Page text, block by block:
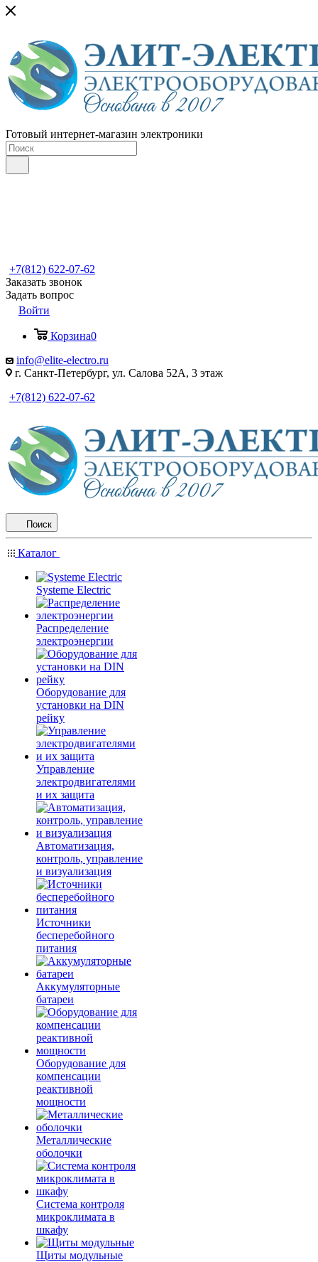
Готовый интернет-магазин электроники
+7(812) 622-07-62
Заказать звонок
Задать вопрос
Войти
Корзина0
info@elite-electro.ru
г. Санкт-Петербург, ул. Салова 52А, 3 этаж
+7(812) 622-07-62
Поиск
Каталог
Systeme Electric
Распределение
электроэнергии
Оборудование для
установки на DIN
рейку
Управление
электродвигателями
и их защита
Автоматизация,
контроль, управление
и визуализация
Источники
бесперебойного
питания
Аккумуляторные
батареи
Оборудование для
компенсации
реактивной
мощности
Металлические
оболочки
Система контроля
микроклимата в
шкафу
Щиты модульные